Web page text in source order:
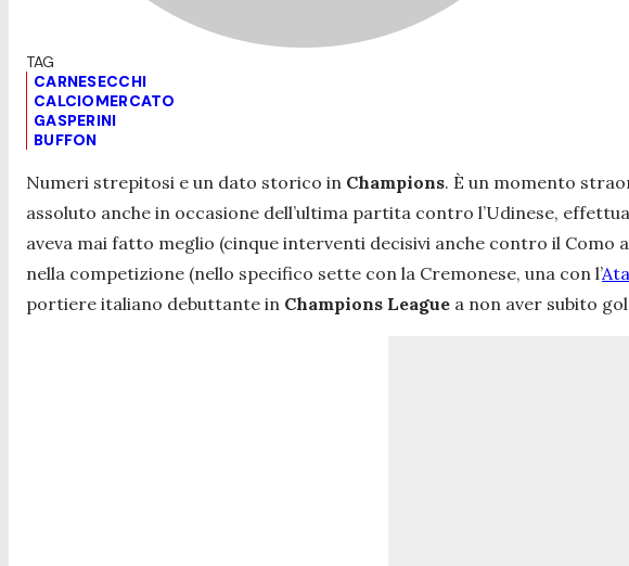
CARNESECCHI
CALCIOMERCATO
GASPERINI
BUFFON
Numeri strepitosi e un dato storico in Champions. È un momento
assoluto anche in occasione dell’ultima partita contro l’Udinese,
aveva mai fatto meglio (cinque interventi decisivi anche contro il
nella competizione (nello specifico sette con la Cremonese, una con l’
portiere italiano debuttante in Champions League a non aver subito